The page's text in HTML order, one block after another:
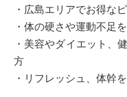
・広島エリアでお得な
・体の硬さや運動不足
・美容やダイエット、
方
・リフレッシュ、体幹